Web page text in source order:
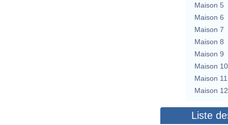
Maison 5
Maison 6
Maison 7
Maison 8
Maison 9
Maison 10
Maison 11
Maison 12
Liste